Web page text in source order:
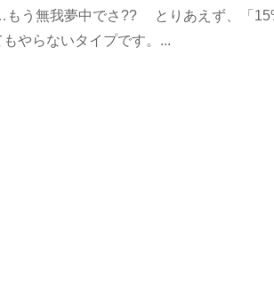
無我夢中でさ?? とりあえず、「
らないタイプです。...